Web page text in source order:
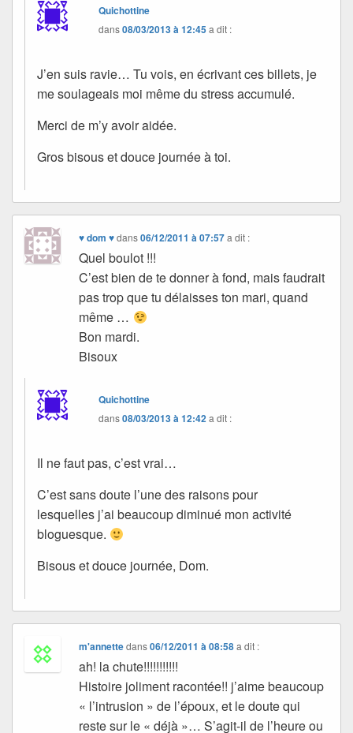
Quichottine
dans08/03/2013 à 12:45a dit :
J’en suis ravie… Tu vois, en écrivant ces billets, je
me soulageais moi même du stress accumulé.
Merci de m’y avoir aidée.
Gros bisous et douce journée à toi.
♥ dom ♥dans06/12/2011 à 07:57 a dit :
Quel boulot !!!
C’est bien de te donner à fond, mais faudrait
pas trop que tu délaisses ton mari, quand
même …
Bon mardi.
Bisoux
Quichottine
dans08/03/2013 à 12:42a dit :
Il ne faut pas, c’est vrai…
C’est sans doute l’une des raisons pour
lesquelles j’ai beaucoup diminué mon activité
bloguesque.
Bisous et douce journée, Dom.
m'annettedans06/12/2011 à 08:58 a dit :
ah! la chute!!!!!!!!!!!
Histoire joliment racontée!! j’aime beaucoup
« l’intrusion » de l’époux, et le doute qui
reste sur le « déjà »… S’agit-il de l’heure ou